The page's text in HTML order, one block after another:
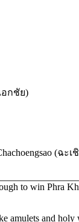
อกชัย)
(ฉะเ
to win Phra
amulets and